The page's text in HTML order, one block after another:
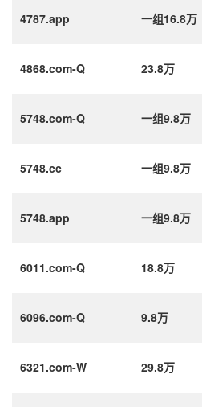
4787.app 一组16.8万
4868.com-Q 23.8万
5748.com-Q 一组9.8万
5748.cc 一组9.8万
5748.app 一组9.8万
6011.com-Q 18.8万
6096.com-Q 9.8万
6321.com-W 29.8万